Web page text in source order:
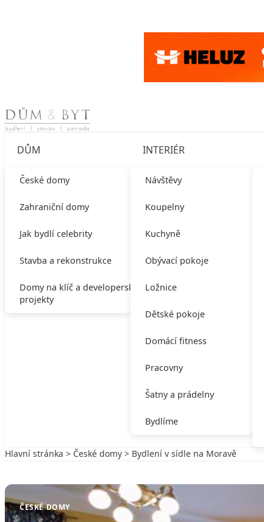
Skip to content
DŮM
České domy
Zahraniční domy
Jak bydlí celebrity
Stavba a rekonstrukce
Domy na klíč a developerské
projekty
INTERIÉR
Návštěvy
Koupelny
Kuchyně
Obývací pokoje
Ložnice
Dětské pokoje
Domácí fitness
Pracovny
Šatny a prádelny
Bydlíme
Hlavní stránka > České domy > Bydlení v sídle na Moravě
ČESKÉ DOMY